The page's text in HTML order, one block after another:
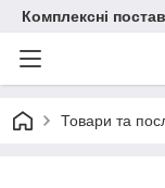
Комплексні
Товари та